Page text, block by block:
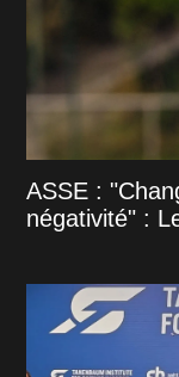
ASSE :
négativité" :